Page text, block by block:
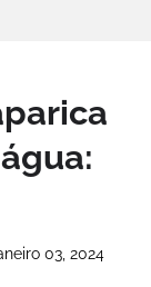
03, 2024